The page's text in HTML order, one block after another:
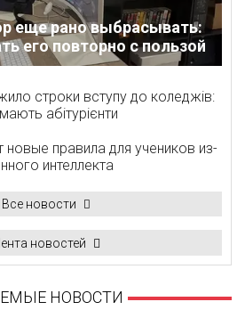
еще рано выбрасывать:
его повторно с пользой
строки вступу до коледжів:
абітурієнти
новые правила для учеников из-
интеллекта
Все новости
новостей
НОВОСТИ